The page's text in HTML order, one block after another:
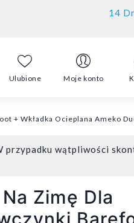
14
Ulubione Moje konto
+ Wkładka Ocieplana Ameko
przypadku wątpliwości
Zimę Dla